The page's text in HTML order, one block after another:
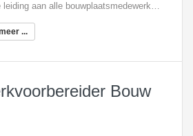
Als uitvoerder geef je leiding aan alle bouwplaatsmedewerkers en ben je aanspreekpunt voor opdrachtgever en onderaannemers. Je stuurt het bouwproces aan op basis van een planning en bent verantwoordelijk voor de voortgang en kwaliteit. Je maakt deel uit van het uitvoeringsteam, waarin je nauw samenwerkt met de projectleiding en werkvoorbereiding.
...
Bouw